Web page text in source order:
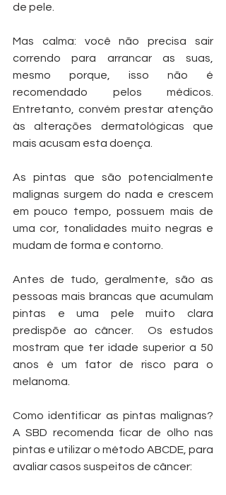
de pele.
Mas calma: você não precisa sair
correndo para arrancar as suas,
mesmo porque, isso não é
recomendado pelos médicos.
Entretanto, convém prestar atenção
às alterações dermatológicas que
mais acusam esta doença.
As pintas que são potencialmente
malignas surgem do nada e crescem
em pouco tempo, possuem mais de
uma cor, tonalidades muito negras e
mudam de forma e contorno.
Antes de tudo, geralmente, são as
pessoas mais brancas que acumulam
pintas e uma pele muito clara
predispõe ao câncer.  Os estudos
mostram que ter idade superior a 50
anos é um fator de risco para o
melanoma.
Como identificar as pintas malignas?
A SBD recomenda ficar de olho nas
pintas e utilizar o método ABCDE, para
avaliar casos suspeitos de câncer: